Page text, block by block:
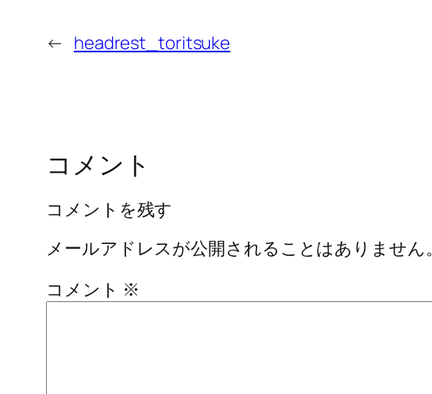
← headrest_toritsuke
コメント
コメントを残す
メールアドレスが公開されることはありません。
コメント ※